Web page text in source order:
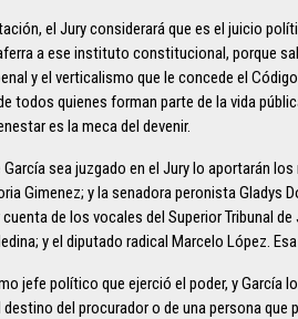
el Jury considerará que es el juicio
a ese instituto constitucional, porque
y el verticalismo que le concede el
todos quienes forman parte de la vida
es la meca del devenir.
sea juzgado en el Jury lo aportarán
Gimenez; y la senadora peronista Gladys
de los vocales del Superior Tribunal
y el diputado radical Marcelo López.
jefe político que ejerció el poder, y García
del procurador o de una persona